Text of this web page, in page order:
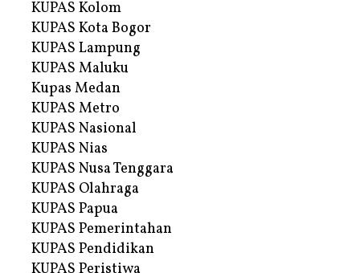
KUPAS Kolom
KUPAS Kota Bogor
KUPAS Lampung
KUPAS Maluku
Kupas Medan
KUPAS Metro
KUPAS Nasional
KUPAS Nias
KUPAS Nusa Tenggara
KUPAS Olahraga
KUPAS Papua
KUPAS Pemerintahan
KUPAS Pendidikan